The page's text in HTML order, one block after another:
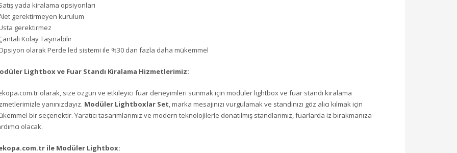
yada kiralama opsiyonları
gerektirmeyen kurulum
gerektirmez
Kolay Taşınabilir
olarak Perde led sistemi ile %30 dan fazla daha mükemmel
Lightbox ve Fuar Standı Kiralama Hizmetlerimiz:
olarak, size özgün ve etkileyici fuar deneyimleri sunmak için modüler lightbox ve fuar standı kiralama
yanınızdayız. Modüler Lightboxlar Set, marka mesajınızı vurgulamak ve standınızı göz alıcı kılmak için
bir seçenektir. Yaratıcı tasarımlarımız ve modern teknolojilerle donatılmış standlarımız, fuarlarda iz bırakmanıza
olacak.
ile Modüler Lightbox: